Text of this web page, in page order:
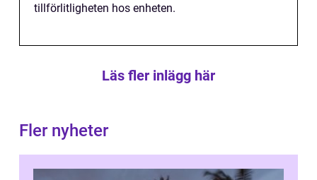
tillförlitligheten hos enheten.
Läs fler inlägg här
Fler nyheter